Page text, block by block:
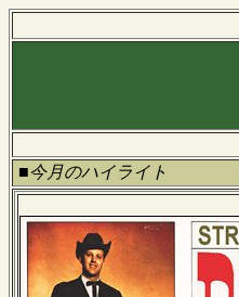
■今月のハイライト